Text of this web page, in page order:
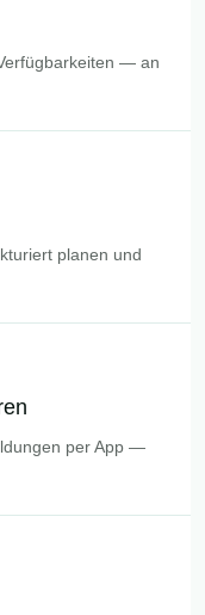
— an
planen und
per App —